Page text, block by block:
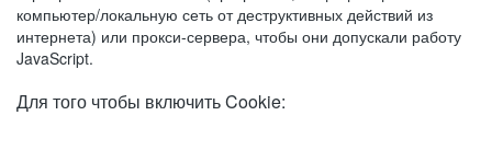
компьютер/локальную сеть от деструктивных действий из
интернета) или прокси-сервера, чтобы они допускали работу
JavaScript.
Для того чтобы включить Cookie: